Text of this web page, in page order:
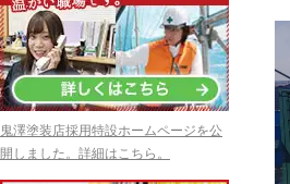
鬼澤塗装店採用特設ホームページを公
開しました。詳細はこちら。